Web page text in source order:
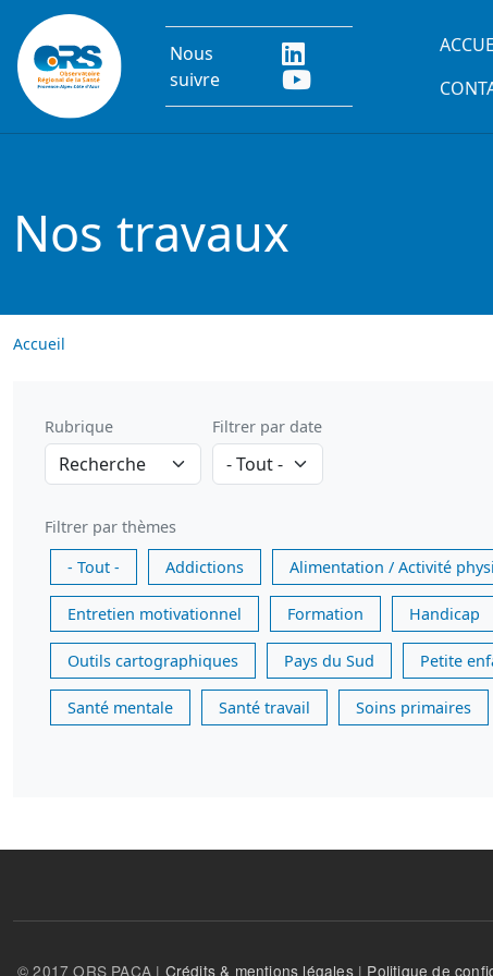
Aller au contenu principal
Nous
suivre
Nos travaux
Accueil
Rubrique Filtrer par date
Filtrer par thèmes
- Tout -
Addictions Alimentation / Activité
Entretien motivationnel Formation Handicap
Outils cartographiques Pays du Sud Petite
Santé mentale Santé travail Soins primaires
© 2017 ORS PACA | Crédits & mentions légales| Politique de